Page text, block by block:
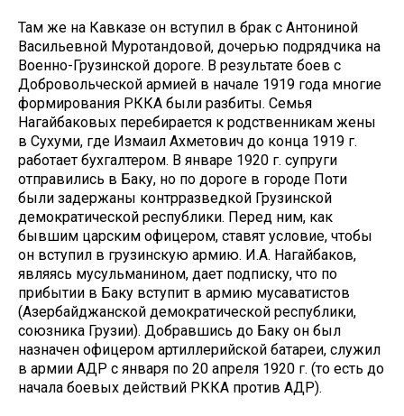
Там же на Кавказе он вступил в брак с Антониной
Васильевной Муротандовой, дочерью подрядчика на
Военно-Грузинской дороге. В результате боев с
Добровольческой армией в начале 1919 года многие
формирования РККА были разбиты. Семья
Нагайбаковых перебирается к родственникам жены
в Сухуми, где Измаил Ахметович до конца 1919 г.
работает бухгалтером. В январе 1920 г. супруги
отправились в Баку, но по дороге в городе Поти
были задержаны контрразведкой Грузинской
демократической республики. Перед ним, как
бывшим царским офицером, ставят условие, чтобы
он вступил в грузинскую армию. И.А. Нагайбаков,
являясь мусульманином, дает подписку, что по
прибытии в Баку вступит в армию мусаватистов
(Азербайджанской демократической республики,
союзника Грузии). Добравшись до Баку он был
назначен офицером артиллерийской батареи, служил
в армии АДР с января по 20 апреля 1920 г. (то есть до
начала боевых действий РККА против АДР).